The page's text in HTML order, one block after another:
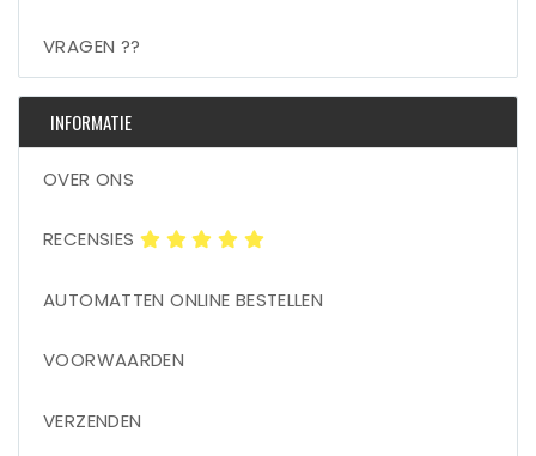
VRAGEN ??
INFORMATIE
OVER ONS
RECENSIES
AUTOMATTEN ONLINE BESTELLEN
VOORWAARDEN
VERZENDEN